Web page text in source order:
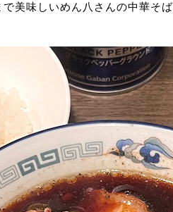
美味しいめん八さんの中華そば